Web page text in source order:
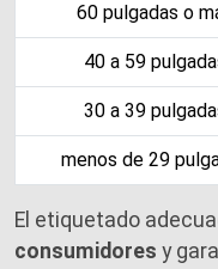
60 pulgadas o
40 a 59
30 a 39
menos de 29
El etiquetado
consumidores y